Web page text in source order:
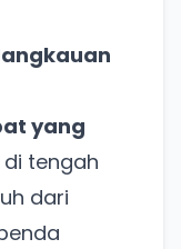
yang
tengah
dari